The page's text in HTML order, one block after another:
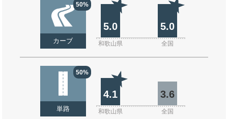
50%
カーブ
5.0 5.0
和歌山県 全国
50%
単路
4.1 3.6
和歌山県 全国